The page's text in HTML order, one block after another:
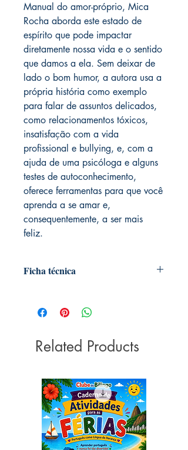
Manual do amor-próprio, Mica
Rocha aborda este estado de
espírito que pode impactar
diretamente nossa vida e o sentido
que damos a ela. Sem deixar de
lado o bom humor, a autora usa a
própria história como exemplo
para falar de assuntos delicados,
como relacionamentos tóxicos,
insatisfação com a vida
profissional e bullying, e, com a
ajuda de uma psicóloga e alguns
testes de autoconhecimento,
oferece ferramentas para que você
aprenda a se amar e,
consequentemente, a ser mais
feliz.
Ficha técnica
setembro 2017)
Idioma ‏ : ‎ Português
ISBN-10 ‏ : ‎ 8557171781
ISBN-13 ‏ : ‎ 978-8557171787
Related Products